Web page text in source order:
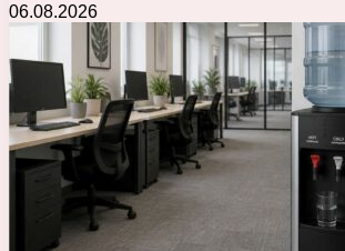
06.08.2026